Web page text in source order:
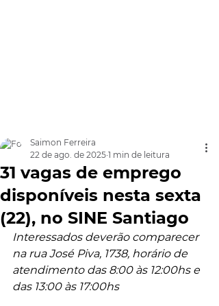
31 vagas de emprego
disponíveis nesta sexta
(22), no SINE Santiago
Saimon Ferreira
22 de ago. de 2025 1 min de leitura
Interessados deverão comparecer
na rua José Piva, 1738, horário de
atendimento das 8:00 às 12:00hs e
das 13:00 às 17:00hs